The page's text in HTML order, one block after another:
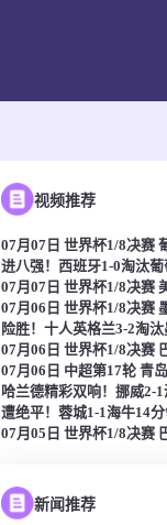
视频推荐
新闻推荐